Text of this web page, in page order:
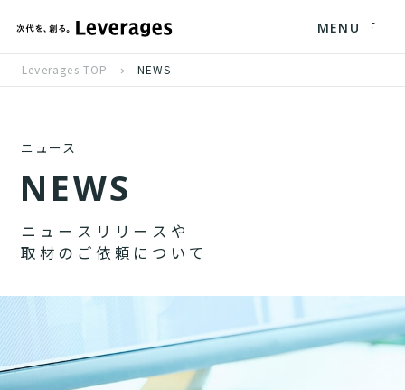
MENU
Leverages TOP NEWS
ニュース
NEWS
ニ ュ ー ス リ リ ー ス や
取 材 の ご 依 頼 に つ い て